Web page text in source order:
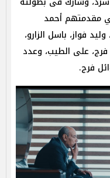
مقدمتهم أحمد
فواز، باسل الزارو،
على الطيب، وعدد
فرج.